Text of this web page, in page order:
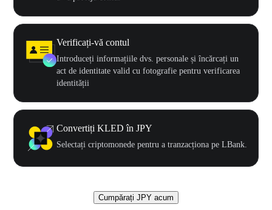
Verificați-vă contul
Introduceți informațiile dvs. personale și încărcați un
act de identitate valid cu fotografie pentru verificarea
identității
Convertiți KLED în JPY
Selectați criptomonede pentru a tranzacționa pe LBank.
Cumpărați JPY acum